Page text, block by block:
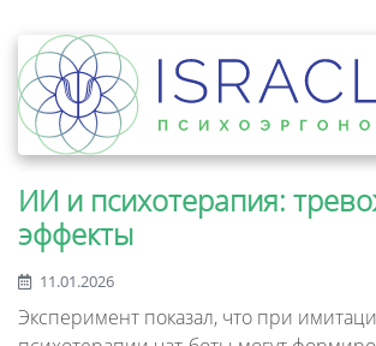
ИИ и психотерапия:
эффекты
11.01.2026
Эксперимент показал, что при